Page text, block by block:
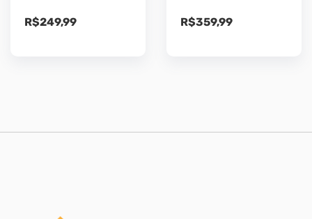
R$249,99 R$359,99